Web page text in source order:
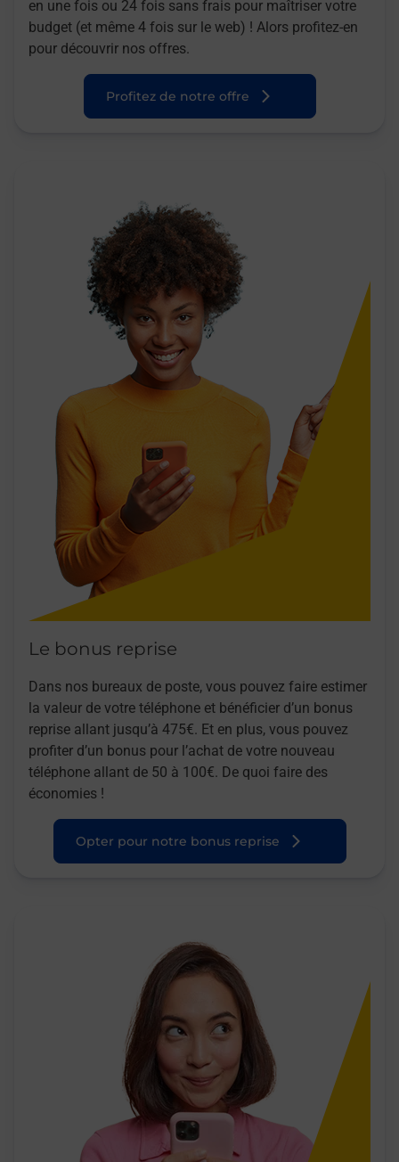
en une fois ou 24 fois sans frais pour maîtriser votre
budget (et même 4 fois sur le web) ! Alors profitez-en
pour découvrir nos offres.
Profitez de notre offre
Le bonus reprise
Dans nos bureaux de poste, vous pouvez faire estimer
la valeur de votre téléphone et bénéficier d’un bonus
reprise allant jusqu’à 475€. Et en plus, vous pouvez
profiter d’un bonus pour l’achat de votre nouveau
téléphone allant de 50 à 100€. De quoi faire des
économies !
Opter pour notre bonus reprise